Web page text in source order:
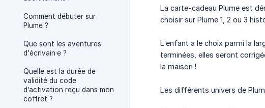
Comment débuter sur
Plume ?
Que sont les aventures
d'écrivain·e ?
Quelle est la durée de
validité du code
d’activation reçu dans mon
coffret ?
La carte-cadeau Plume est
choisir sur Plume 1, 2 ou 3
L’enfant a le choix parmi la
terminées, elles seront
la maison !
Les différents univers de